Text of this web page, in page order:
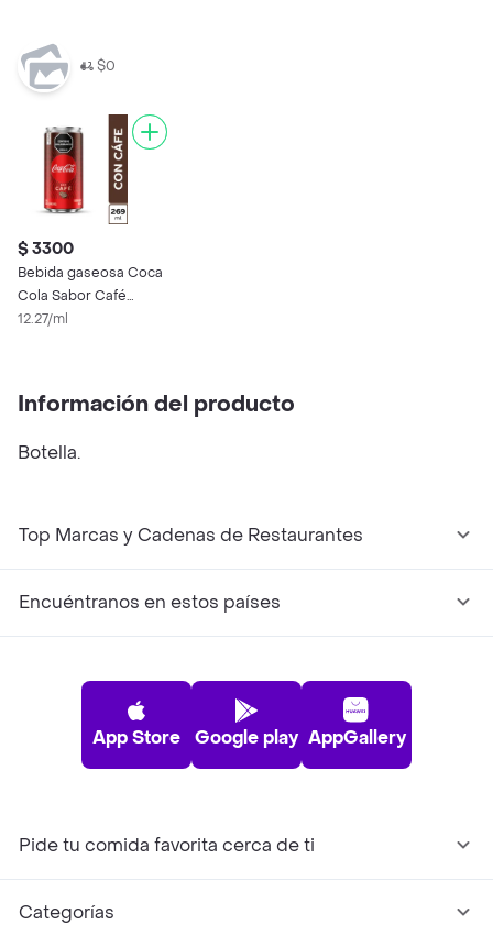
$0
$ 3300
Bebida gaseosa Coca
Cola Sabor Café
269ml
12.27/ml
Información del producto
Botella.
Top Marcas y Cadenas de Restaurantes
Encuéntranos en estos países
App Store Google play AppGallery
Pide tu comida favorita cerca de ti
Categorías